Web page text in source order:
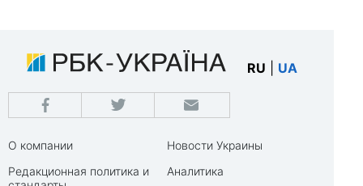
RU UA
О компании
Редакционная политика и
Новости Украины
Аналитика